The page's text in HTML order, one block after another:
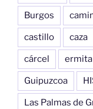
Burgos
castillo caza
cárcel ermita
Guipuzcoa
Las Palmas de